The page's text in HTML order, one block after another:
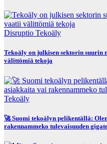
Disruptio Tekoäly
Tekoäly on julkisen sektorin suurin
välittömiä tekoja
Tekoäly
🚀 Suomi tekoälyn pelikentällä:
rakennammeko tulevaisuuden